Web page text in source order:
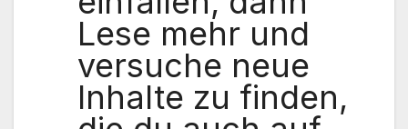
Lese mehr und
versuche neue
Inhalte zu finden,